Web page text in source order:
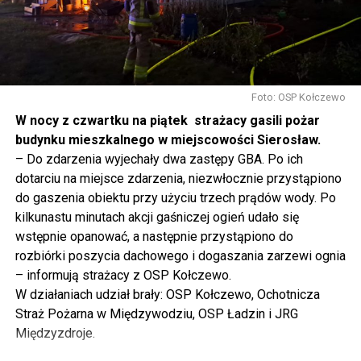
tak to traktujemy. Jesteśmy dzisiaj w Wolinie. Często to
mówię, tutaj, na wyspie Wolin, na wyspie Uznam, Polska
się tutaj nie kończy, Polska się tutaj zaczyna.
Gdyby nie determinacja rządu Prawa i Sprawiedliwości,
to tunel pod Świną do dzisiaj byłby w sferze
projektowania i dyskusji. Ważny tutaj był wkład
samorządu, ale to rząd PiS podjął w tej sprawie
najważniejsze decyzje. Powstał dzięki ogromnej
determinacji rządu najpierw Pani Premier Beaty Szydło,
a następnie Pana Premiera Mateusza Morawieckiego.
Chciałbym podziękować Panu Premierowi za to jak
osobiście pilnował powstania tej inwestycji. Cieszymy
się, że turyści również korzystają z tunelu, cieszymy się,
że wśród tych 4 milionów samochodów, które
przejechały już otwartym tunelem w Świnoujściu,
przyjechało tutaj do nas tak wielu turystów z zagranicy
– powiedział Wiceprezes PiS Joachim Brudziński w
Foto: OSP Kołczewo
W nocy z czwartku na piątek strażacy gasili pożar
budynku mieszkalnego w miejscowości Sierosław.
– Do zdarzenia wyjechały dwa zastępy GBA. Po ich
dotarciu na miejsce zdarzenia, niezwłocznie przystąpiono
do gaszenia obiektu przy użyciu trzech prądów wody. Po
kilkunastu minutach akcji gaśniczej ogień udało się
wstępnie opanować, a następnie przystąpiono do
rozbiórki poszycia dachowego i dogaszania zarzewi ognia
– informują strażacy z OSP Kołczewo.
W działaniach udział brały: OSP Kołczewo, Ochotnicza
Straż Pożarna w Międzywodziu, OSP Ładzin i JRG
Międzyzdroje.